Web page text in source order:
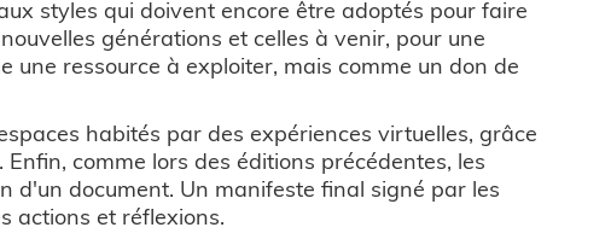
styles qui doivent encore être adoptés pour faire
générations et celles à venir, pour une
ressource à exploiter, mais comme un don de
habités par des expériences virtuelles, grâce
comme lors des éditions précédentes, les
d'un document. Un manifeste final signé par les
actions et réflexions.